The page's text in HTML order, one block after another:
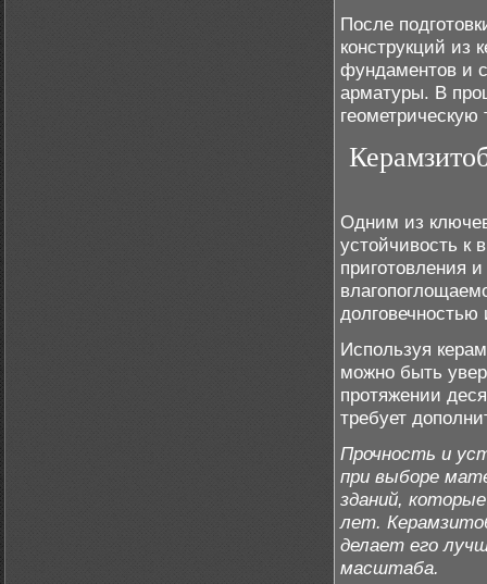
После
конструкций из
фундаментов и
арматуры. В
геометрическую
Одним из
устойчивость к
приготовления
долговечностью
Используя
можно быть
протяжении
требует
Прочность и
при выборе
зданий,
лет.
делает его
масштаба.